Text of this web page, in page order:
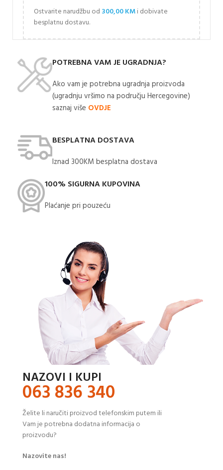
Ostvarite narudžbu od 300,00KMi dobivate
besplatnu dostavu.
POTREBNA VAM JE UGRADNJA?
Ako vam je potrebna ugradnja proizvoda
(ugradnju vršimo na području Hercegovine)
saznaj više OVDJE
BESPLATNA DOSTAVA
Iznad 300KM besplatna dostava​
100% SIGURNA KUPOVINA
Plaćanje pri pouzeću
NAZOVI I KUPI
063 836 340
Želite li naručiti proizvod telefonskim putem ili
Vam je potrebna dodatna informacija o
proizvodu?
Nazovite nas!